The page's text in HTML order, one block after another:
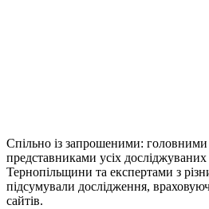
Спільно із запрошеними: головними
представниками усіх
Тернопільщини та експертами з
підсумували дослідження,
сайтів.